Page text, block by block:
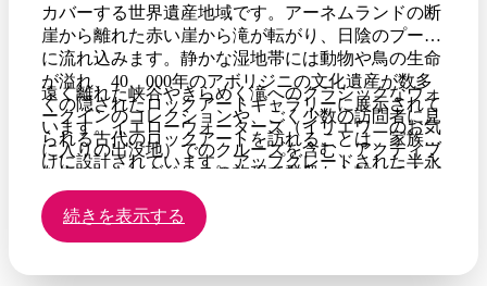
カバーする世界遺産地域です。アーネムランドの断
崖から離れた赤い崖から滝が転がり、日陰のプール
に流れ込みます。静かな湿地帯には動物や鳥の生命
が溢れ、40、000年のアボリジニの文化遺産が数多
くの隠されたロックアートギャラリーに展示されて
います。イエローウォーターズ（イリエワニのお気
に入りの出没地）でのクルーズを含む、アクティブ
なウォーキングベースの旅程で群衆から離れてくだ
さい。カカドゥがその真の魔法を明らかにするの
は、主要な観光地を越えて散歩するときです。
遠く離れた峡谷やきらめく滝へのクラシックなウォ
ークインのコレクションや、ごく少数の訪問者に見
られる古代のロックアートを訪れることは、家族向
けに設計されています。アップグレードされた半永
でリラックスすることを奨励します。旅程は季節を
最大限に活用するために変化し、雨季の洪水が後退
ます。オーストラリアのトップエンドの熱帯の荒野
続きを表示する